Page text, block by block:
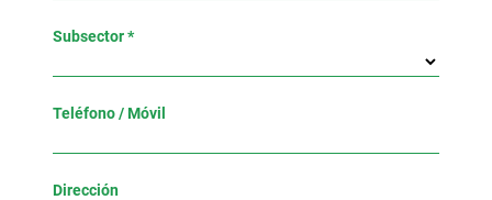
Subsector *
Teléfono / Móvil
Dirección